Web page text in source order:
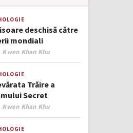
deschisă către
mondiali
Kwen Khan Khu
Trăire a
Secret
Kwen Khan Khu